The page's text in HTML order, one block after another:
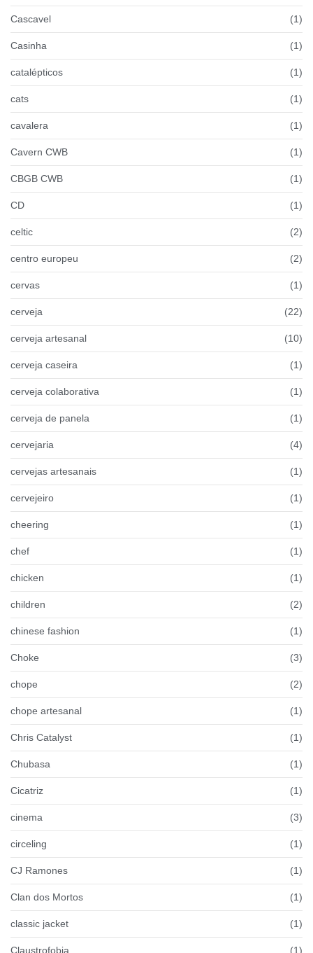
Cascavel (1)
Casinha (1)
catalépticos (1)
cats (1)
cavalera (1)
Cavern CWB (1)
CBGB CWB (1)
CD (1)
celtic (2)
centro europeu (2)
cervas (1)
cerveja (22)
cerveja artesanal (10)
cerveja caseira (1)
cerveja colaborativa (1)
cerveja de panela (1)
cervejaria (4)
cervejas artesanais (1)
cervejeiro (1)
cheering (1)
chef (1)
chicken (1)
children (2)
chinese fashion (1)
Choke (3)
chope (2)
chope artesanal (1)
Chris Catalyst (1)
Chubasa (1)
Cicatriz (1)
cinema (3)
circeling (1)
CJ Ramones (1)
Clan dos Mortos (1)
classic jacket (1)
Claustrofobia (1)